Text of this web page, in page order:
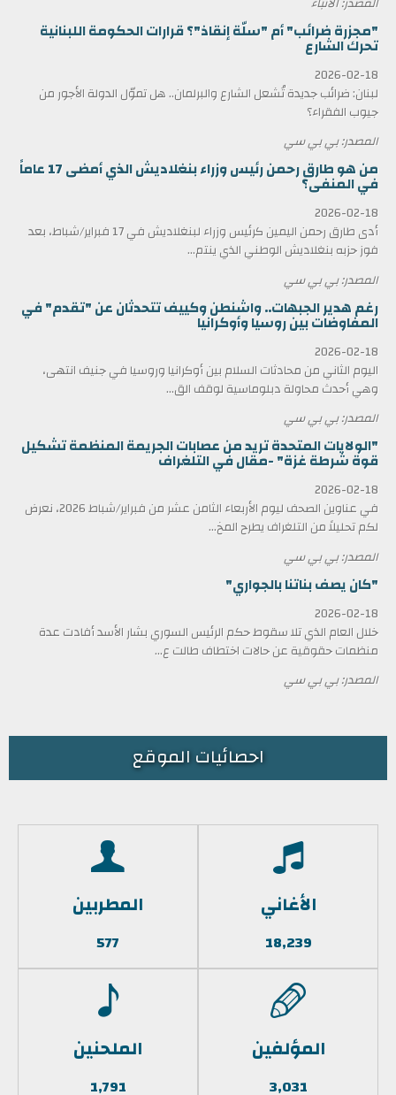
"مجزرة ضرائب" أم "سلّة إنقاذ"؟ قرارات الحكومة اللبنانية
تحرك الشارع
2026-02-18
لبنان: ضرائب جديدة تُشعل الشارع والبرلمان.. هل تموّل الدولة الأجور من
جيوب الفقراء؟
المصدر: بي بي سي
من هو طارق رحمن رئيس وزراء بنغلاديش الذي أمضى 17 عاماً
في المنفى؟
2026-02-18
أدى طارق رحمن اليمين كرئيس وزراء لبنغلاديش في 17 فبراير/شباط، بعد
فوز حزبه بنغلاديش الوطني الذي ينتم...
المصدر: بي بي سي
رغم هدير الجبهات.. واشنطن وكييف تتحدثان عن "تقدم" في
المفاوضات بين روسيا وأوكرانيا
2026-02-18
اليوم الثاني من محادثات السلام بين أوكرانيا وروسيا في جنيف انتهى،
وهي أحدث محاولة دبلوماسية لوقف الق...
المصدر: بي بي سي
"الولايات المتحدة تريد من عصابات الجريمة المنظمة تشكيل
قوة شرطة غزة" -مقال في التلغراف
2026-02-18
في عناوين الصحف ليوم الأربعاء الثامن عشر من فبراير/شباط 2026، نعرض
لكم تحليلاً من التلغراف يطرح المخ...
المصدر: بي بي سي
"كان يصف بناتنا بالجواري"
2026-02-18
خلال العام الذي تلا سقوط حكم الرئيس السوري بشار الأسد أفادت عدة
منظمات حقوقية عن حالات اختطاف طالت ع...
المصدر: بي بي سي
احصائيات الموقع
الأغاني
18,239
المطربين
577
المؤلفين
3,031
الملحنين
1,791